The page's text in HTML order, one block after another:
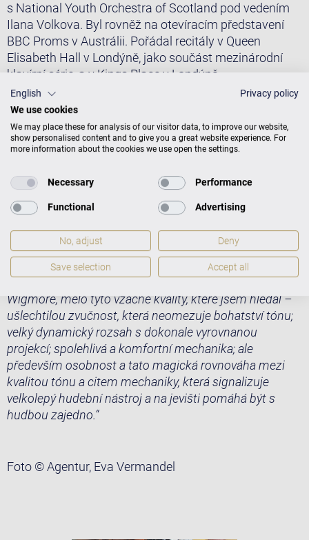
s National Youth Orchestra of Scotland pod vedením
Ilana Volkova. Byl rovněž na otevíracím představení
BBC Proms v Austrálii. Pořádal recitály v Queen
Elisabeth Hall v Londýně, jako součást mezinárodní
klavírní série, a v Kings Place v Londýně.
„Jedna z největších radostí koncertního pianisty je
setkání s nástrojem, který má osobnost. Nástroj, na
který se dá nejen pohodlně a komfortně hrát, nýbrž
takový, který inspiruje, naslouchá, a přesto vyzývá a
Jsem vášnivým obdivovatelem křídel Bechstein z první
poloviny 20. století – jsou pro mě zcela nesrovnatelné
kvůli svému skvělému zvuku a jemnosti mechaniky.
Velice mě potěšilo vidět, jak se firma Bechstein v
posledních letech opět objevila s nástroji, které v sobě
nesou velkou DNA a také vyzývají tradiční aspekt. Křídlo,
které jsem použil při svém posledním recitálu v hale
Wigmore, mělo tyto vzácné kvality, které jsem hledal –
ušlechtilou zvučnost, která neomezuje bohatství tónu;
velký dynamický rozsah s dokonale vyrovnanou
projekcí; spolehlivá a komfortní mechanika; ale
především osobnost a tato magická rovnováha mezi
kvalitou tónu a citem mechaniky, která signalizuje
velkolepý hudební nástroj a na jevišti pomáhá být s
hudbou zajedno.“
Foto © Agentur, Eva Vermandel
English
Privacy policy
We use cookies
We may place these for analysis of our visitor data, to improve our website,
show personalised content and to give you a great website experience. For
more information about the cookies we use open the settings.
Necessary Performance
Functional Advertising
No, adjust Deny
Save selection Accept all